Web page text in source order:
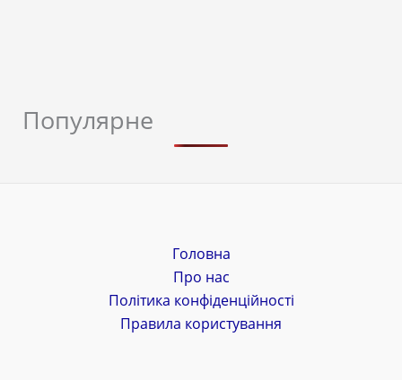
Популярне
Головна
Про нас
Політика конфіденційності
Правила користування